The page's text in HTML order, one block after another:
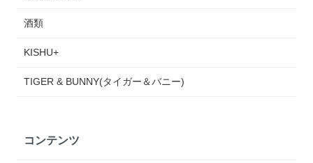
酒類
KISHU+
TIGER & BUNNY(タイガー＆バニー)
コンテンツ